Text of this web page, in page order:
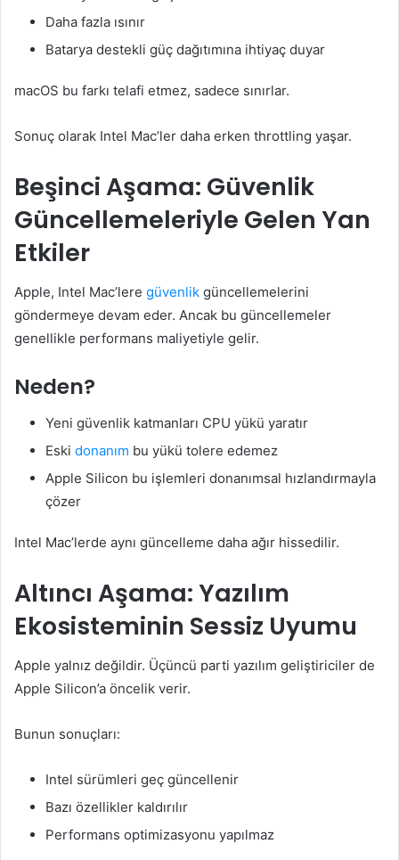
Daha fazla ısınır
Batarya destekli güç dağıtımına ihtiyaç duyar
macOS bu farkı telafi etmez, sadece sınırlar.
Sonuç olarak Intel Mac’ler daha erken throttling yaşar.
Beşinci Aşama: Güvenlik
Güncellemeleriyle Gelen Yan
Etkiler
Apple, Intel Mac’lere güvenlik güncellemelerini
göndermeye devam eder. Ancak bu güncellemeler
genellikle performans maliyetiyle gelir.
Neden?
Yeni güvenlik katmanları CPU yükü yaratır
Eski donanım bu yükü tolere edemez
Apple Silicon bu işlemleri donanımsal hızlandırmayla
çözer
Intel Mac’lerde aynı güncelleme daha ağır hissedilir.
Altıncı Aşama: Yazılım
Ekosisteminin Sessiz Uyumu
Apple yalnız değildir. Üçüncü parti yazılım geliştiriciler de
Apple Silicon’a öncelik verir.
Bunun sonuçları:
Intel sürümleri geç güncellenir
Bazı özellikler kaldırılır
Performans optimizasyonu yapılmaz